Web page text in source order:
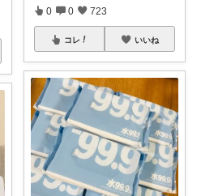
0 0 723
コレ いいね